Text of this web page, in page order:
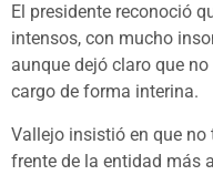
El presidente reconoció
intensos, con mucho
aunque dejó claro que
cargo de forma interina.
Vallejo insistió en que
frente de la entidad más